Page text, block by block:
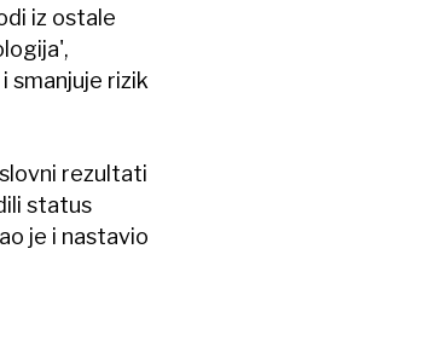
iz ostale
smanjuje rizik
rezultati
status
je i nastavio